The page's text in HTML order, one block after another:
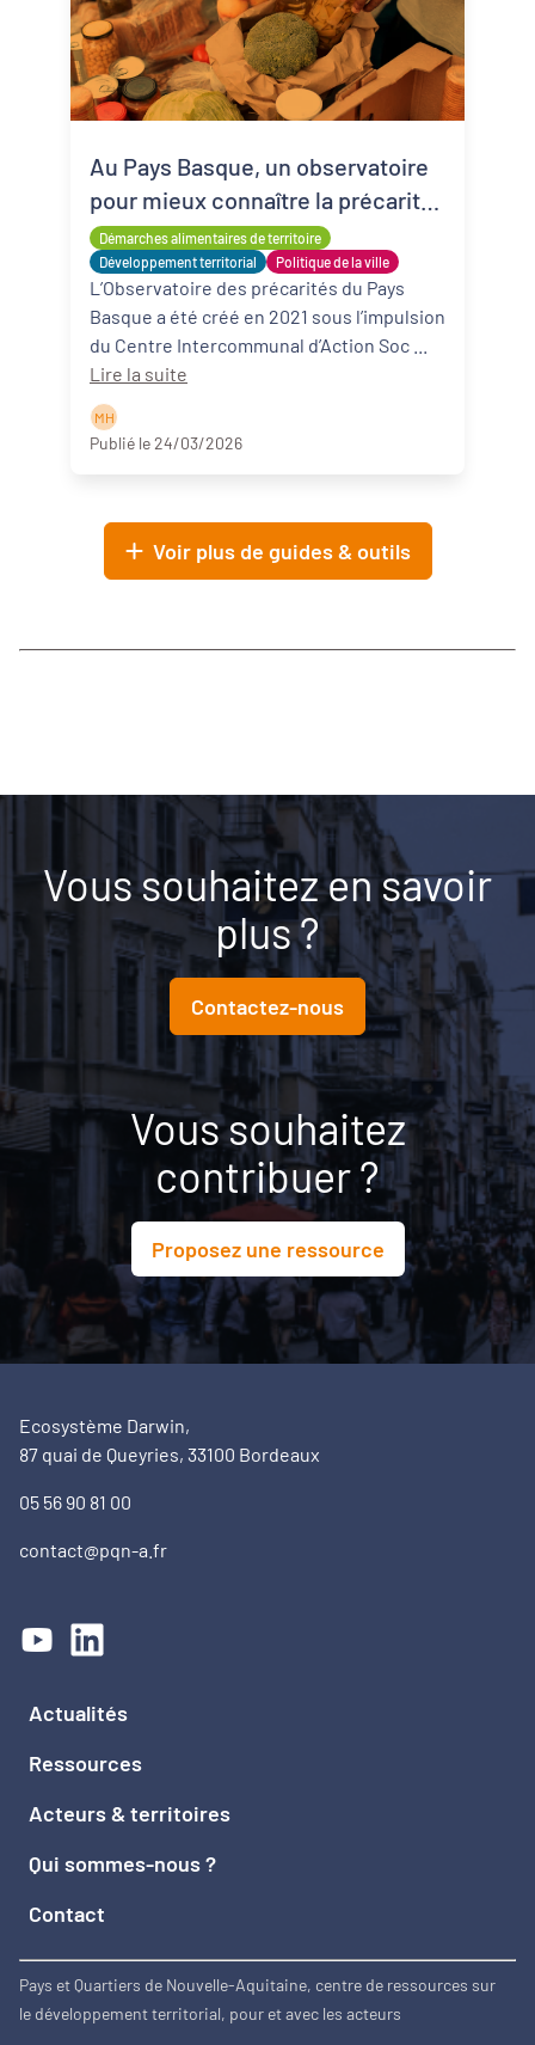
Démarches alimentaires de territoire
Développement territorial
Politique de la ville
Au Pays Basque, un observatoire
pour mieux connaître la précarité
alimentaire
L’Observatoire des précarités du Pays
Basque a été créé en 2021 sous l’impulsion
Lire la suite
M H
Publié le 24/03/2026
Voir plus de guides & outils
Vous souhaitez en savoir
plus ?
Contactez-nous
Vous souhaitez
contribuer ?
Proposez une ressource
Ecosystème Darwin,
87 quai de Queyries, 33100 Bordeaux
05 56 90 81 00
contact@pqn-a.fr
Actualités
Ressources
Acteurs & territoires
Qui sommes-nous ?
Contact
Pays et Quartiers de Nouvelle-Aquitaine, centre de ressources sur
le développement territorial, pour et avec les acteurs